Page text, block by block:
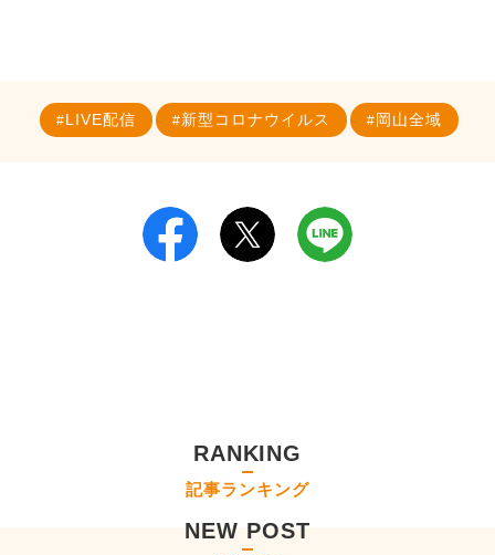
LIVE配信 新型コロナウイルス 岡山全域
RANKING
記事ランキング
NEW POST